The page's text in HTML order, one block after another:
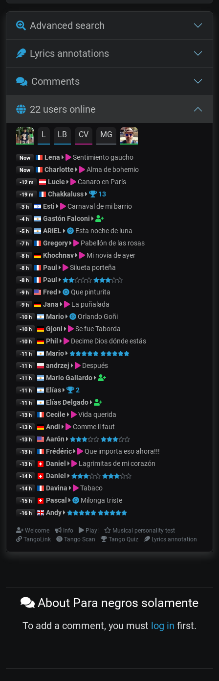
Advanced search
Lyrics annotations
Comments
22 users online
L LB CV MG
Now Lena Sentimiento gaucho
Now Charlotte Alma de bohemio
-12 m Lucie Canaro en París
-19 m Chakkaluss 13
-3 h Esti Carnaval de mi barrio
-4 h Gastón Falconi
-5 h ARIEL Esta noche de luna
-7 h Gregory Pabellón de las rosas
-8 h Khochnav Mi novia de ayer
-8 h Paul Silueta porteña
-8 h Paul
-9 h Fred Que pinturita
-9 h Jana La puñalada
-10 h Mario Orlando Goñi
-10 h Gjoni Se fue Taborda
-10 h Phil Decime Dios dónde estás
-11 h Mario
-11 h andrzej Después
-11 h Mario Gallardo
-11 h Elías 2
-11 h Elías Delgado
-13 h Cecile Vida querida
-13 h Andi Comme il faut
-13 h Aarón
-13 h Frédéric Que importa eso ahora!!!
-13 h Daniel Lagrimitas de mi corazón
-14 h Daniel
-14 h Davina Tabaco
-15 h Pascal Milonga triste
-16 h Andy
Welcome Info Play!
Musical personality test
TangoLink
Tango Scan Tango Quiz Lyrics annotation
About Para negros solamente
To add a comment, you must log in first.